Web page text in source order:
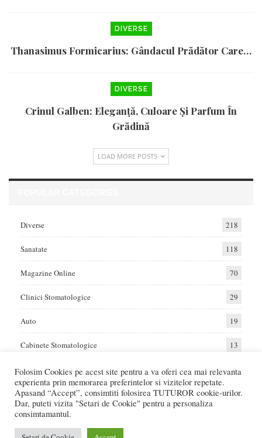
DIVERSE
Thanasimus Formicarius: Gândacul Prădător Care…
DIVERSE
Crinul Galben: Eleganță, Culoare Și Parfum În
Grădină
LOAD MORE POSTS
Diverse 218
Sanatate 118
Magazine Online 70
Clinici Stomatologice 29
Auto 19
Cabinete Stomatologice 13
Home Auto Diverse Sanatate
Va raportam cele mai bune oferte de servicii si produse din Romania. Recenzii
Folosim Cookies pe acest site pentru a va oferi cea mai relevanta
experienta prin memorarea preferintelor si vizitelor repetate.
Apasand “Accept”, consimtiti folosirea TUTUROR cookie-urilor.
Dar, puteti vizita "Setari de Cookie" pentru a personaliza
consimtamantul.